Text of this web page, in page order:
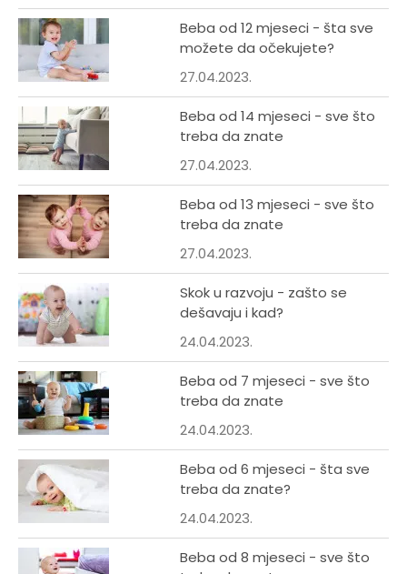
Beba od 12 mjeseci - šta sve
možete da očekujete?
27.04.2023.
Beba od 14 mjeseci - sve što
treba da znate
27.04.2023.
Beba od 13 mjeseci - sve što
treba da znate
27.04.2023.
Skok u razvoju - zašto se
dešavaju i kad?
24.04.2023.
Beba od 7 mjeseci - sve što
treba da znate
24.04.2023.
Beba od 6 mjeseci - šta sve
treba da znate?
24.04.2023.
Beba od 8 mjeseci - sve što